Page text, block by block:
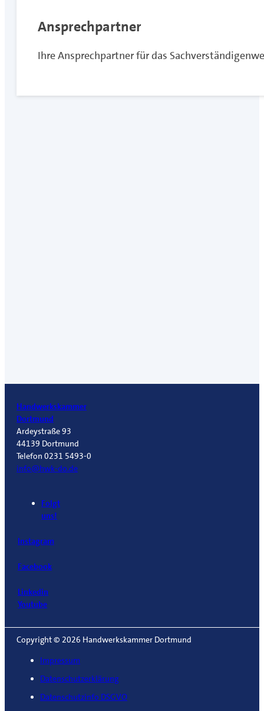
Ansprechpartner
Ihre Ansprechpartner für das
Handwerkskammer
Dortmund
Ardeystraße 93
44139 Dortmund
Telefon 0231 5493-0
info@hwk-do.de
Folgt
uns!
Instagram
Facebook
Linkedin
Youtube
Copyright © 2026 Handwerkskammer Dortmund
Impressum
Datenschutzerklärung
Datenschutzinfo DSGVO